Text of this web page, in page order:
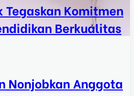
Tegaskan Komitmen
Berkualitas
Nonjobkan Anggota